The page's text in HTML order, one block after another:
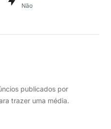
Não
publicados por
trazer uma média.